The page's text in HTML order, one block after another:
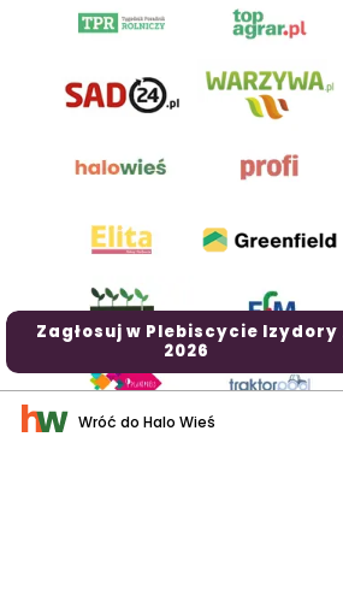
Zagłosuj w Plebiscycie Izydory
2026
Wróć do Halo Wieś